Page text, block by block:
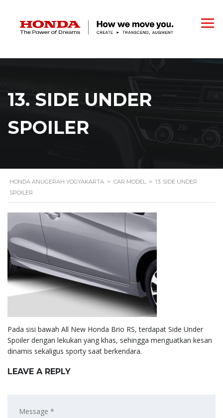
13. SIDE UNDER
SPOILER
HONDA ANUGERAH YOGYAKARTA > CAR MODEL > 13. SIDE UNDER
SPOILER
Pada sisi bawah All New Honda Brio RS, terdapat Side Under
Spoiler dengan lekukan yang khas, sehingga menguatkan kesan
dinamis sekaligus sporty saat berkendara.
LEAVE A REPLY